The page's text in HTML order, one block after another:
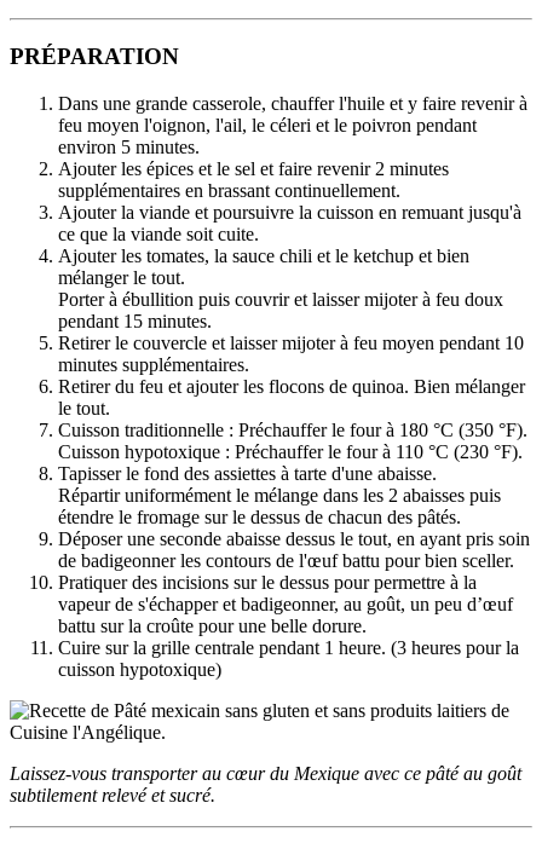
PRÉPARATION
Dans une grande casserole, chauffer l'huile et y faire revenir à
feu moyen l'oignon, l'ail, le céleri et le poivron pendant
environ 5 minutes.
Ajouter les épices et le sel et faire revenir 2 minutes
supplémentaires en brassant continuellement.
Ajouter la viande et poursuivre la cuisson en remuant jusqu'à
ce que la viande soit cuite.
Ajouter les tomates, la sauce chili et le ketchup et bien
mélanger le tout.
Porter à ébullition puis couvrir et laisser mijoter à feu doux
pendant 15 minutes.
Retirer le couvercle et laisser mijoter à feu moyen pendant 10
minutes supplémentaires.
Retirer du feu et ajouter les flocons de quinoa. Bien mélanger
le tout.
Cuisson traditionnelle : Préchauffer le four à 180 °C (350 °F).
Cuisson hypotoxique : Préchauffer le four à 110 °C (230 °F).
Tapisser le fond des assiettes à tarte d'une abaisse.
Répartir uniformément le mélange dans les 2 abaisses puis
étendre le fromage sur le dessus de chacun des pâtés.
Déposer une seconde abaisse dessus le tout, en ayant pris soin
de badigeonner les contours de l'œuf battu pour bien sceller.
Pratiquer des incisions sur le dessus pour permettre à la
vapeur de s'échapper et badigeonner, au goût, un peu d’œuf
battu sur la croûte pour une belle dorure.
Cuire sur la grille centrale pendant 1 heure. (3 heures pour la
cuisson hypotoxique)
Laissez-vous transporter au cœur du Mexique avec ce pâté au goût
subtilement relevé et sucré.